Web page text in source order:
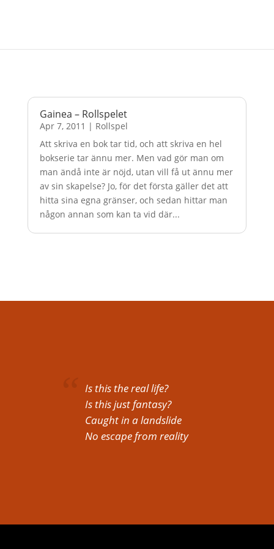
Gainea – Rollspelet
Apr 7, 2011 | Rollspel
Att skriva en bok tar tid, och att skriva en hel
bokserie tar ännu mer. Men vad gör man om
man ändå inte är nöjd, utan vill få ut ännu mer
av sin skapelse? Jo, för det första gäller det att
hitta sina egna gränser, och sedan hittar man
någon annan som kan ta vid där...
Is this the real life?
Is this just fantasy?
Caught in a landslide
No escape from reality